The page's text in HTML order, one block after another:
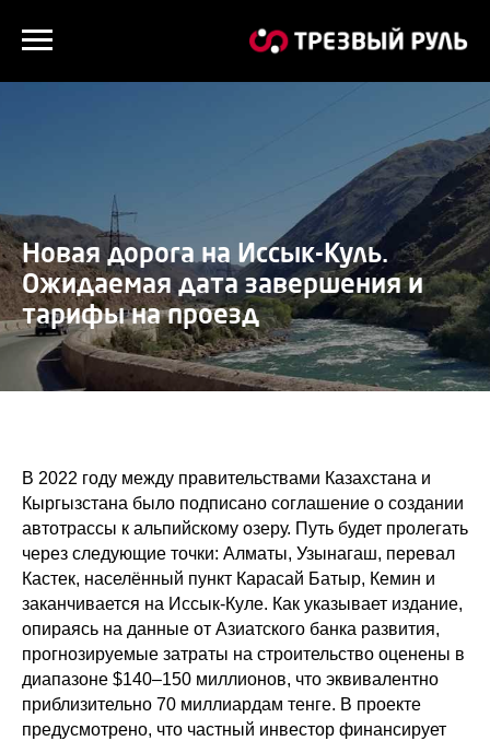
Новая дорога на Иссык-Куль.
Ожидаемая дата завершения и
тарифы на проезд
В 2022 году между правительствами Казахстана и
Кыргызстана было подписано соглашение о создании
автотрассы к альпийскому озеру. Путь будет пролегать
через следующие точки: Алматы, Узынагаш, перевал
Кастек, населённый пункт Карасай Батыр, Кемин и
заканчивается на Иссык-Куле. Как указывает издание,
опираясь на данные от Азиатского банка развития,
прогнозируемые затраты на строительство оценены в
диапазоне $140–150 миллионов, что эквивалентно
приблизительно 70 миллиардам тенге. В проекте
предусмотрено, что частный инвестор финансирует